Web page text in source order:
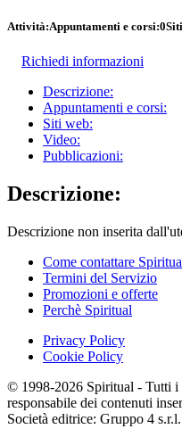
Attività:Appuntamenti e corsi:0
Richiedi informazioni
Descrizione:
Appuntamenti e corsi:
Siti web:
Video:
Pubblicazioni:
Descrizione:
Descrizione non inserita
Come contattare
Termini del Servizio
Promozioni e offerte
Perchè Spiritual
Privacy Policy
Cookie Policy
© 1998-2026 Spiritual - Tutti i
responsabile dei contenuti
Società editrice: Gruppo 4